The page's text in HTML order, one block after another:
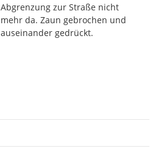
Abgrenzung zur Straße nicht
mehr da. Zaun gebrochen und
auseinander gedrückt.